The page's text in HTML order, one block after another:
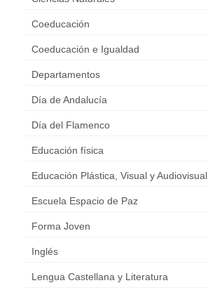
Coeducación
Coeducación e Igualdad
Departamentos
Día de Andalucía
Día del Flamenco
Educación física
Educación Plástica, Visual y Audiovisual
Escuela Espacio de Paz
Forma Joven
Inglés
Lengua Castellana y Literatura